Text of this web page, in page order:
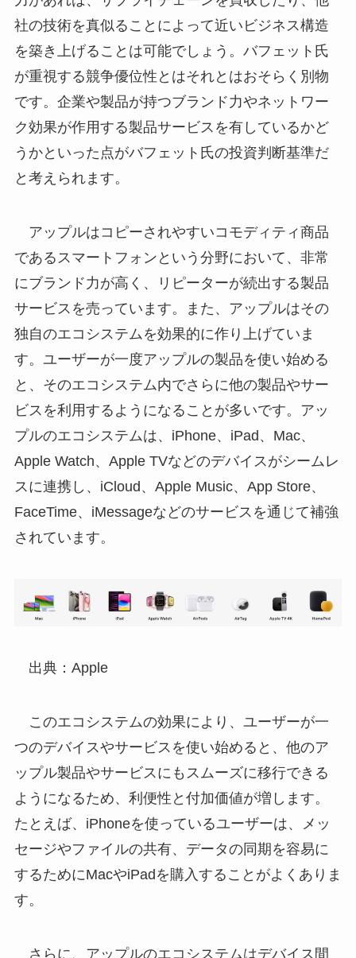
社の技術を真似ることによって近いビジネス構造
を築き上げることは可能でしょう。バフェット氏
が重視する競争優位性とはそれとはおそらく別物
です。企業や製品が持つブランド力やネットワー
ク効果が作用する製品サービスを有しているかど
うかといった点がバフェット氏の投資判断基準だ
と考えられます。
アップルはコピーされやすいコモディティ商品
であるスマートフォンという分野において、非常
にブランド力が高く、リピーターが続出する製品
サービスを売っています。また、アップルはその
独自のエコシステムを効果的に作り上げていま
す。ユーザーが一度アップルの製品を使い始める
と、そのエコシステム内でさらに他の製品やサー
ビスを利用するようになることが多いです。アッ
プルのエコシステムは、iPhone、iPad、Mac、
Apple Watch、Apple TVなどのデバイスがシームレ
スに連携し、iCloud、Apple Music、App Store、
FaceTime、iMessageなどのサービスを通じて補強
されています。
出典：Apple
このエコシステムの効果により、ユーザーが一
つのデバイスやサービスを使い始めると、他のア
ップル製品やサービスにもスムーズに移行できる
ようになるため、利便性と付加価値が増します。
たとえば、iPhoneを使っているユーザーは、メッ
セージやファイルの共有、データの同期を容易に
するためにMacやiPadを購入することがよくありま
す。
さらに、アップルのエコシステムはデバイス間